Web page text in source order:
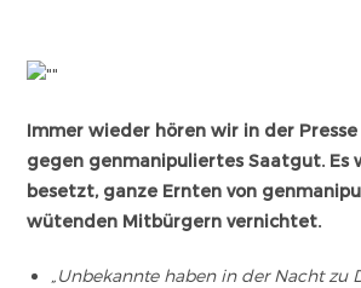
Immer wieder hören wir in der
gegen genmanipuliertes Saatgut. Es
besetzt, ganze Ernten von
wütenden Mitbürgern vernichtet.
„Unbekannte haben in der Nacht zu